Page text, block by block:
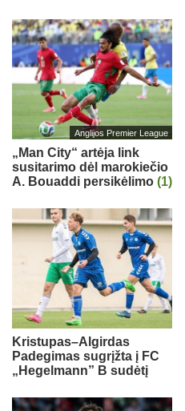
Anglijos Premier League
„Man City“ artėja link
susitarimo dėl marokiečio
A. Bouaddi persikėlimo (1)
Kristupas–Algirdas
Padegimas sugrįžta į FC
„Hegelmann” B sudėtį